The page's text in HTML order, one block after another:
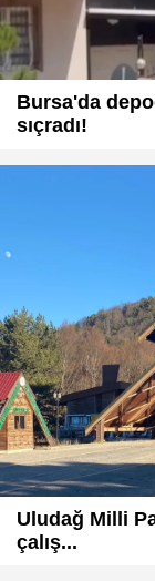
Bursa'da
sıçradı!
Uludağ Milli
çalış...